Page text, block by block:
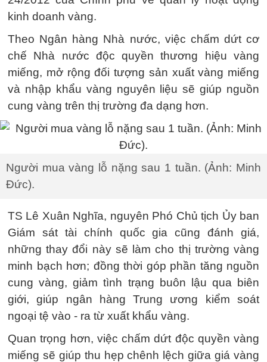
kinh doanh vàng.
Theo Ngân hàng Nhà nước, việc chấm dứt cơ
chế Nhà nước độc quyền thương hiệu vàng
miếng, mở rộng đối tượng sản xuất vàng miếng
và nhập khẩu vàng nguyên liệu sẽ giúp nguồn
cung vàng trên thị trường đa dạng hơn.
Người mua vàng lỗ nặng sau 1 tuần. (Ảnh: Minh
Đức).
TS Lê Xuân Nghĩa, nguyên Phó Chủ tịch Ủy ban
Giám sát tài chính quốc gia cũng đánh giá,
những thay đổi này sẽ làm cho thị trường vàng
minh bạch hơn; đồng thời góp phần tăng nguồn
cung vàng, giảm tình trạng buôn lậu qua biên
giới, giúp ngân hàng Trung ương kiểm soát
ngoại tệ vào - ra từ xuất khẩu vàng.
Quan trọng hơn, việc chấm dứt độc quyền vàng
miếng sẽ giúp thu hẹp chênh lệch giữa giá vàng